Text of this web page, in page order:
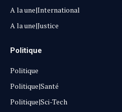
A la une|International
A la une|Justice
Politique
Politique
Politique|Santé
Politique|Sci-Tech